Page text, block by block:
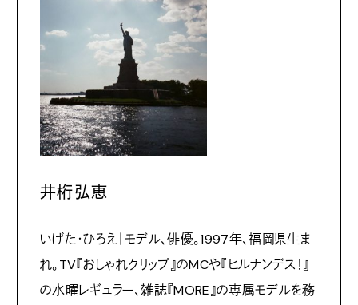
井桁弘恵
いげた・ひろえ｜モデル、俳優。1997年、福岡県生ま
れ。TV『おしゃれクリップ』のMCや『ヒルナンデス！』
の水曜レギュラー、雑誌『MORE』の専属モデルを務